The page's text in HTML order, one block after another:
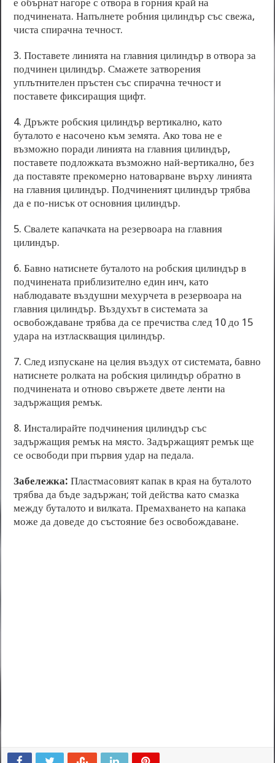
е обърнат нагоре с отвора в горния край на
подчинената. Напълнете робния цилиндър със свежа,
чиста спирачна течност.
3. Поставете линията на главния цилиндър в отвора за
подчинен цилиндър. Смажете затворения
уплътнителен пръстен със спирачна течност и
поставете фиксиращия щифт.
4. Дръжте робския цилиндър вертикално, като
буталото е насочено към земята. Ако това не е
възможно поради линията на главния цилиндър,
поставете подложката възможно най-вертикално, без
да поставяте прекомерно натоварване върху линията
на главния цилиндър. Подчиненият цилиндър трябва
да е по-нисък от основния цилиндър.
5. Свалете капачката на резервоара на главния
цилиндър.
6. Бавно натиснете буталото на робския цилиндър в
подчинената приблизително един инч, като
наблюдавате въздушни мехурчета в резервоара на
главния цилиндър. Въздухът в системата за
освобождаване трябва да се пречиства след 10 до 15
удара на изтласкващия цилиндър.
7. След изпускане на целия въздух от системата, бавно
натиснете ролката на робския цилиндър обратно в
подчинената и отново свържете двете ленти на
задържащия ремък.
8. Инсталирайте подчинения цилиндър със
задържащия ремък на място. Задържащият ремък ще
се освободи при първия удар на педала.
Забележка: Пластмасовият капак в края на буталото
трябва да бъде задържан; той действа като смазка
между буталото и вилката. Премахването на капака
може да доведе до състояние без освобождаване.